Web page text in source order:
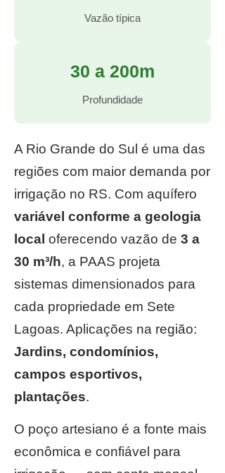
Vazão típica
30 a 200m
Profundidade
A Rio Grande do Sul é uma das
regiões com maior demanda por
irrigação no RS. Com aquífero
variável conforme a geologia
local oferecendo vazão de 3 a
30 m³/h, a PAAS projeta
sistemas dimensionados para
cada propriedade em Sete
Lagoas. Aplicações na região:
Jardins, condomínios,
campos esportivos,
plantações.
O poço artesiano é a fonte mais
econômica e confiável para